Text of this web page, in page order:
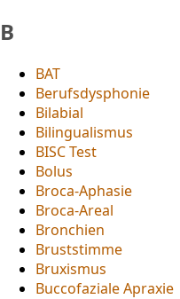
B
BAT
Berufsdysphonie
Bilabial
Bilingualismus
BISC Test
Bolus
Broca-Aphasie
Broca-Areal
Bronchien
Bruststimme
Bruxismus
Buccofaziale Apraxie